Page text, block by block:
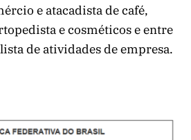
e atacadista de café,
e cosméticos e entre
de atividades de empresa.